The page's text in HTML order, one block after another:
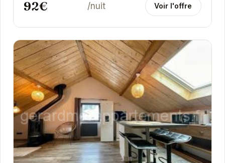
92€ /nuit Voir l'offre